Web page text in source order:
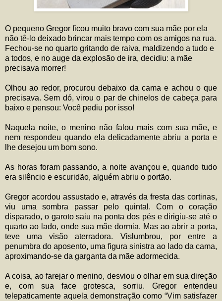
O pequeno Gregor ficou muito bravo com sua mãe por ela
não tê-lo deixado brincar mais tempo com os amigos na rua.
Fechou-se no quarto gritando de raiva, maldizendo a tudo e
a todos, e no auge da explosão de ira, decidiu: a mãe
precisava morrer!
Olhou ao redor, procurou debaixo da cama e achou o que
precisava. Sem dó, virou o par de chinelos de cabeça para
baixo e pensou: Você pediu por isso!
Naquela noite, o menino não falou mais com sua mãe, e
nem respondeu quando ela delicadamente abriu a porta e
lhe desejou um bom sono.
As horas foram passando, a noite avançou e, quando tudo
era silêncio e escuridão, alguém abriu o portão.
Gregor acordou assustado e, através da fresta das cortinas,
viu uma sombra passar pelo quintal. Com o coração
disparado, o garoto saiu na ponta dos pés e dirigiu-se até o
quarto ao lado, onde sua mãe dormia. Mas ao abrir a porta,
teve uma visão aterradora. Vislumbrou, por entre a
penumbra do aposento, uma figura sinistra ao lado da cama,
aproximando-se da garganta da mãe adormecida.
A coisa, ao farejar o menino, desviou o olhar em sua direção
e, com sua face grotesca, sorriu. Gregor entendeu
telepaticamente aquela demonstração como “Vim satisfazer